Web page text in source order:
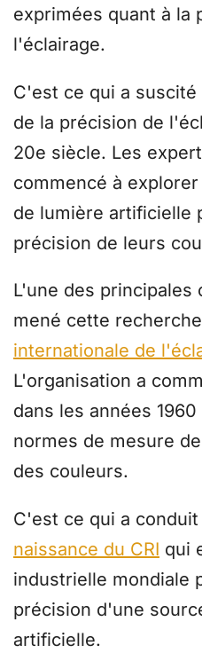
exprimées quant à la
l'éclairage.
C'est ce qui a
de la précision de
20e siècle. Les
commencé à
de lumière artificielle
précision de leurs
L'une des principales
mené cette
internationale de
L'organisation a
dans les années
normes de mesure
des couleurs.
C'est ce qui a
naissance du CRI qui
industrielle mondiale
précision d'une
artificielle.